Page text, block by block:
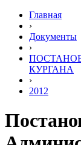
Главная
›
Документы
›
КУРГАНА
›
2012